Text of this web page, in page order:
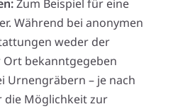
Zum Beispiel für eine
Während bei anonymen
weder der
bekanntgegeben
Urnengräbern – je nach
die Möglichkeit zur